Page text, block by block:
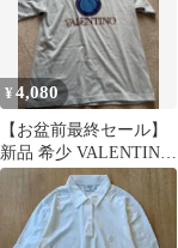
¥4,080
【お盆前最終セール】
新品 希少 VALENTINO
STUDIO Tシャツ